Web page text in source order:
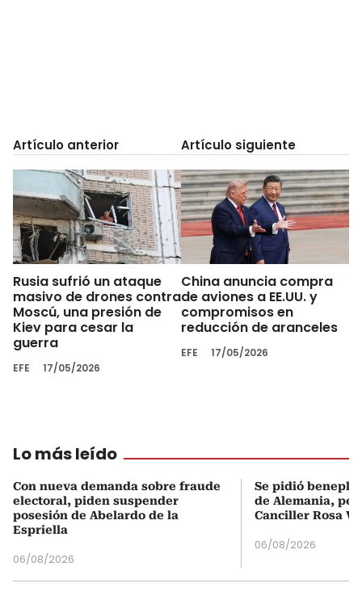
Artículo anterior
Rusia sufrió un ataque
masivo de drones contra
Moscú, una presión de
Kiev para cesar la
guerra
EFE 17/05/2026
Artículo siguiente
China anuncia compra
de aviones a EE.UU. y
compromisos en
reducción de aranceles
EFE 17/05/2026
Lo más leído
Con nueva demanda sobre fraude
electoral, piden suspender
posesión de Abelardo de la
Espriella
06/08/2026
Se pidió
de Alemania,
Canciller Rosa
06/08/2026